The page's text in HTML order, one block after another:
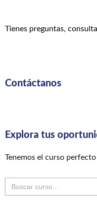
Tienes preguntas,
Contáctanos
Explora tus
Tenemos el curso
Buscar: